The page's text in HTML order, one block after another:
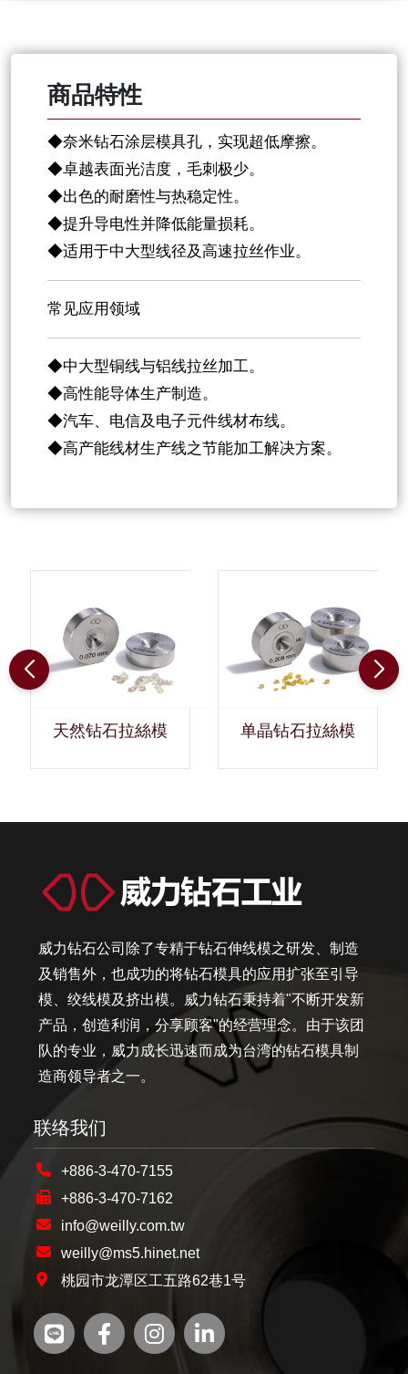
商品特性
◆奈米钻石涂层模具孔，实现超低摩擦。
◆卓越表面光洁度，毛刺极少。
◆出色的耐磨性与热稳定性。
◆提升导电性并降低能量损耗。
◆适用于中大型线径及高速拉丝作业。
常见应用领域
◆中大型铜线与铝线拉丝加工。
◆高性能导体生产制造。
◆汽车、电信及电子元件线材布线。
◆高产能线材生产线之节能加工解决方案。
天然钻石拉絲模 单晶钻石拉絲模
威力钻石公司除了专精于钻石伸线模之研发、制造
及销售外，也成功的将钻石模具的应用扩张至引导
模、绞线模及挤出模。威力钻石秉持着"不断开发新
产品，创造利润，分享顾客"的经营理念。由于该团
队的专业，威力成长迅速而成为台湾的钻石模具制
造商领导者之一。
联络我们
+886-3-470-7155
+886-3-470-7162
info@weilly.com.tw
weilly@ms5.hinet.net
桃园市龙潭区工五路62巷1号